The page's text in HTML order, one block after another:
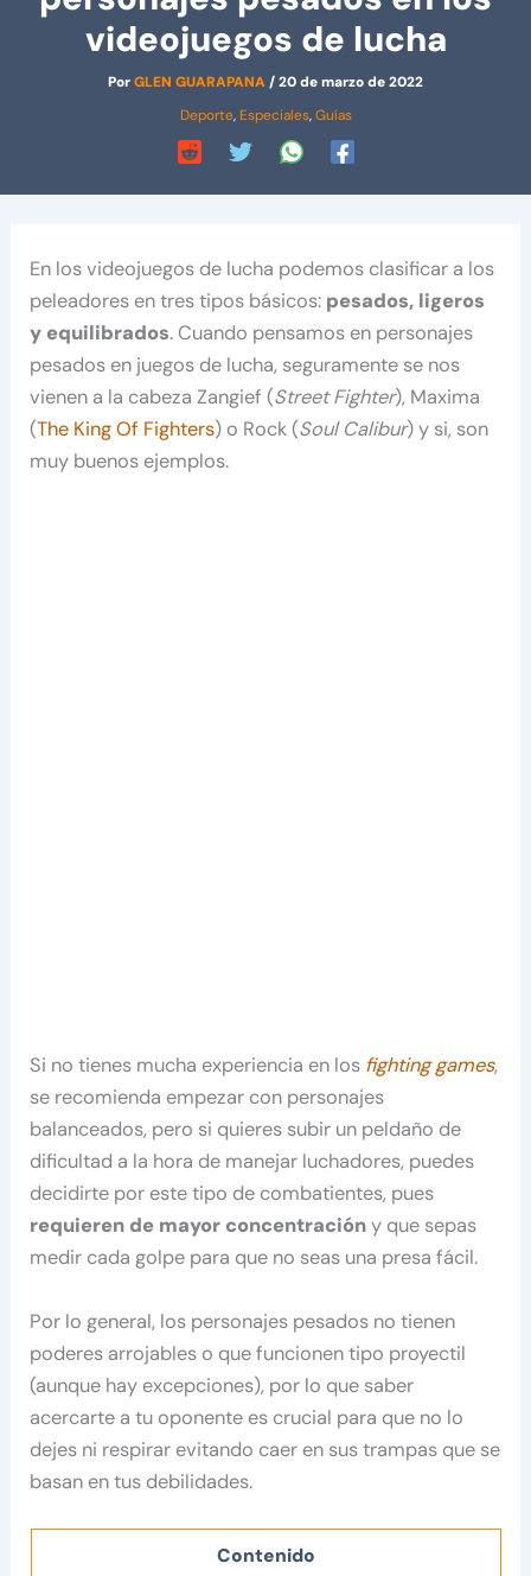
videojuegos de lucha
PorGLEN GUARAPANA/20 de marzo de 2022
Deporte, Especiales,Guías
En los videojuegos de lucha podemos clasificar a los
peleadores en tres tipos básicos: pesados, ligeros
y equilibrados. Cuando pensamos en personajes
pesados en juegos de lucha, seguramente se nos
vienen a la cabeza Zangief (Street Fighter), Maxima
(The King Of Fighters) o Rock (Soul Calibur) y si, son
muy buenos ejemplos.
Si no tienes mucha experiencia en los fighting games,
se recomienda empezar con personajes
balanceados, pero si quieres subir un peldaño de
dificultad a la hora de manejar luchadores, puedes
decidirte por este tipo de combatientes, pues
requieren de mayor concentracióny que sepas
medir cada golpe para que no seas una presa fácil.
Por lo general, los personajes pesados no tienen
poderes arrojables o que funcionen tipo proyectil
(aunque hay excepciones), por lo que saber
acercarte a tu oponente es crucial para que no lo
dejes ni respirar evitando caer en sus trampas que se
basan en tus debilidades.
Contenido